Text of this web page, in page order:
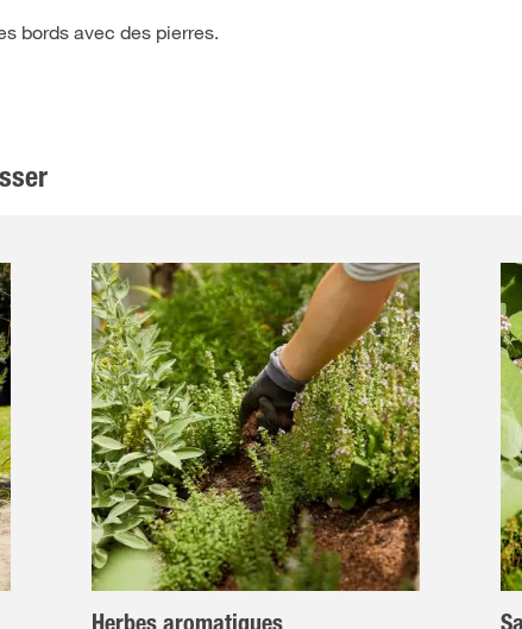
bords avec des pierres.